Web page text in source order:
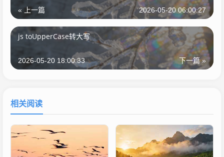
« 上一篇 2026-05-20 06:00:27
js toUpperCase转大写
下一篇 »
2026-05-20 18:00:33
相关阅读